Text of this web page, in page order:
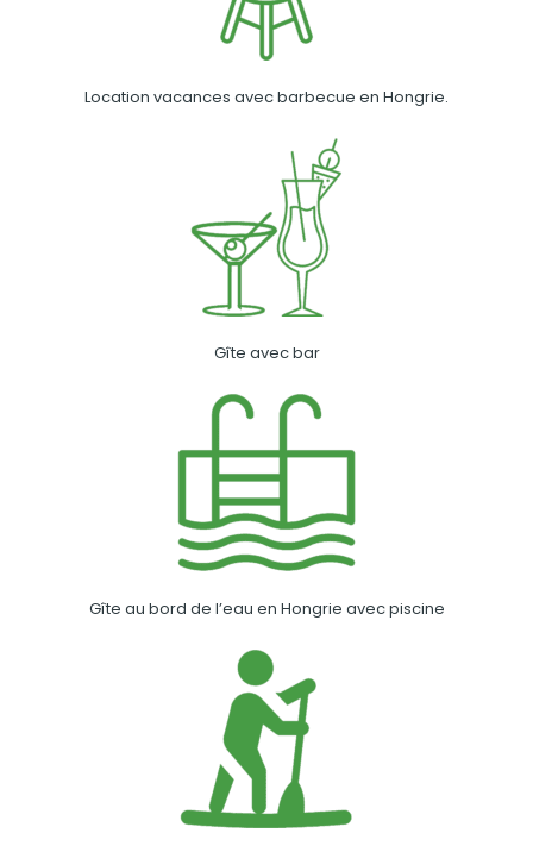
Location vacances avec barbecue en Hongrie.
Gîte avec bar
Gîte au bord de l’eau en Hongrie avec piscine